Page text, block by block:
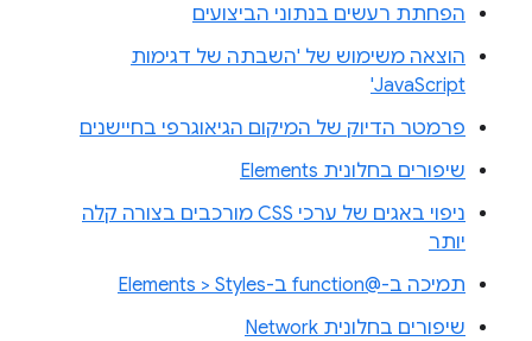
הפחתת רעשים בנתוני הביצועים
הוצאה משימוש של 'השבתה של דגימות
JavaScript'
פרמטר הדיוק של המיקום הגיאוגרפי בחיישנים
שיפורים בחלונית Elements
ניפוי באגים של ערכי CSS מורכבים בצורה קלה
יותר
תמיכה ב-@function ב-Elements > Styles
שיפורים בחלונית Network